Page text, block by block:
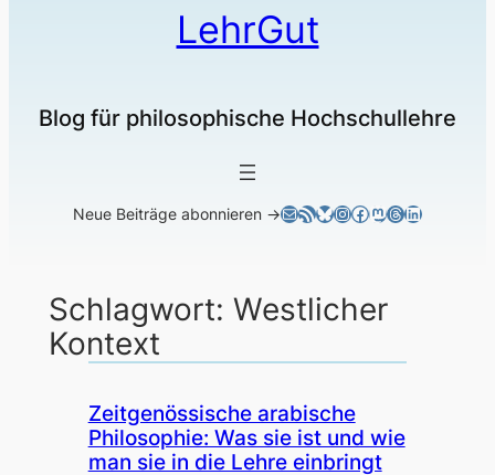
LehrGut
Blog für philosophische Hochschullehre
Neue Beiträge abonnieren →E-MailRSS-FeedBluesky
Instagram
Facebook
Mastodon
Threads
LinkedIn
Schlagwort: Westlicher
Kontext
Zeitgenössische arabische
Philosophie: Was sie ist und wie
man sie in die Lehre einbringt